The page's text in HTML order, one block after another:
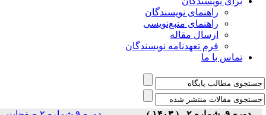
راهنمای نویسندگان
راهنمای منبع‌نویسی
ارسال مقاله
فرم تعهدنامه نویسندگان
تماس با ما